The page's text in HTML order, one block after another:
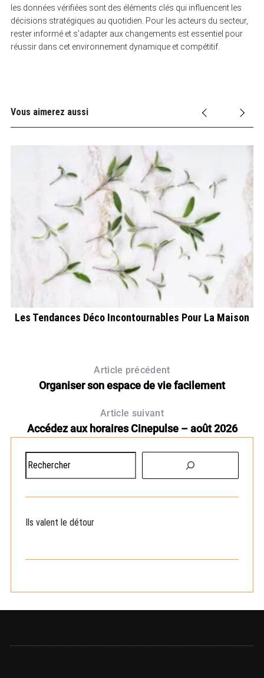
les données vérifiées sont des éléments clés qui influencent les
décisions stratégiques au quotidien. Pour les acteurs du secteur,
rester informé et s’adapter aux changements est essentiel pour
réussir dans cet environnement dynamique et compétitif.
Vous aimerez aussi
Les Tendances Déco Incontournables Pour La Maison
Article précédent
Organiser son espace de vie facilement
Article suivant
Accédez aux horaires Cinepulse – août 2026
e
h
rIls valent le détour